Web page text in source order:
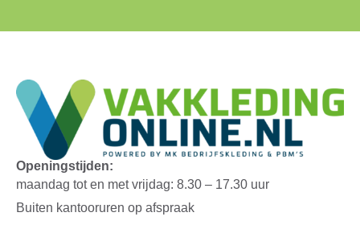
Openingstijden:
maandag tot en met vrijdag: 8.30 – 17.30 uur
Buiten kantooruren op afspraak